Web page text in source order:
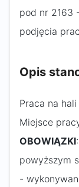
pod nr 2163
podjęcia
Opis
Praca na
Miejsce
OBOWIĄZKI
powyższym
-